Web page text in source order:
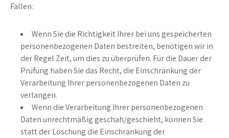
Fällen:
Wenn Sie die Richtigkeit Ihrer bei uns gespeicherten
personenbezogenen Daten bestreiten, benötigen wir in
der Regel Zeit, um dies zu überprüfen. Für die Dauer der
Prüfung haben Sie das Recht, die Einschränkung der
Verarbeitung Ihrer personenbezogenen Daten zu
verlangen.
Wenn die Verarbeitung Ihrer personenbezogenen
Daten unrechtmäßig geschah/geschieht, können Sie
statt der Löschung die Einschränkung der